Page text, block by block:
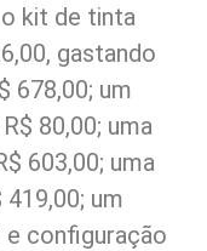
kit de tinta
gastando
678,00; um
80,00; uma
603,00; uma
um
configuração